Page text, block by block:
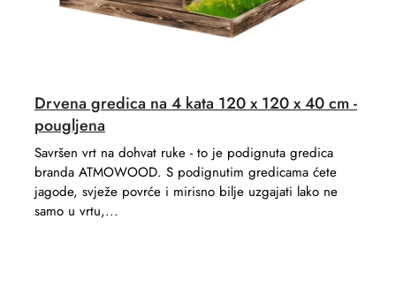
Drvena gredica na 4 kata 120 x 120 x 40 cm -
pougljena
Savršen vrt na dohvat ruke - to je podignuta gredica
branda ATMOWOOD. S podignutim gredicama ćete
jagode, svježe povrće i mirisno bilje uzgajati lako ne
samo u vrtu,...